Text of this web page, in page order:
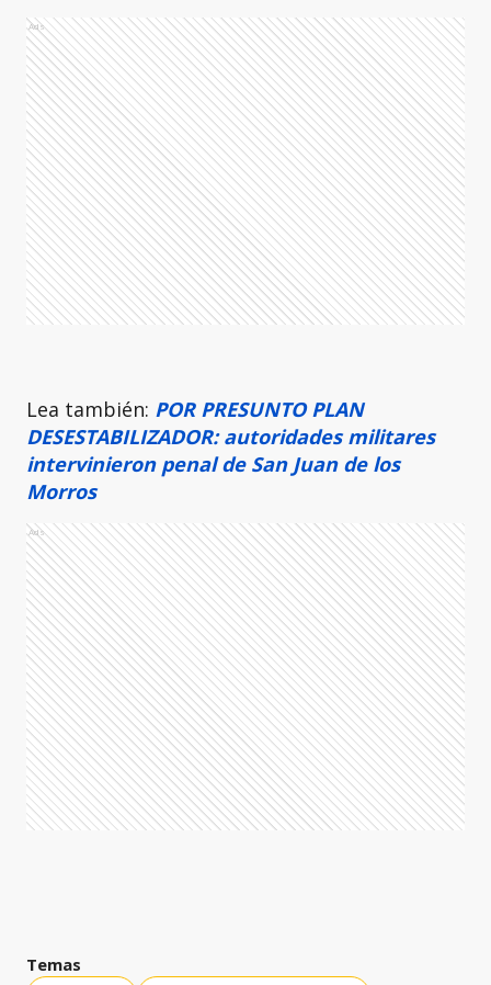
Ads
Lea también: POR PRESUNTO PLAN
DESESTABILIZADOR: autoridades militares
intervinieron penal de San Juan de los
Morros
Ads
Temas